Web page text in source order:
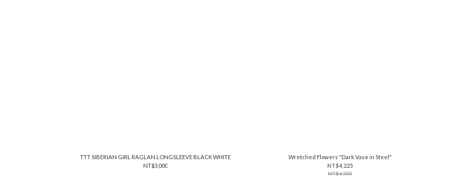
TTT SIBERIAN GIRL RAGLAN LONGSLEEVE BLACK WHITE
NT$3,000
Wretched Flowers "Dark Vase in Steel"
NT$4,225
NT$6,500